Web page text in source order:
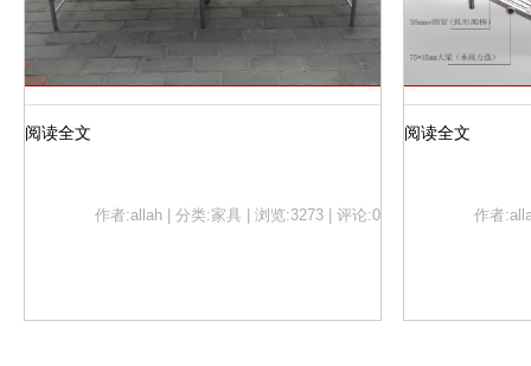
阅读全文
作者:allah | 分类:家具 | 浏览:3273 | 评论:0
阅读全文
作者